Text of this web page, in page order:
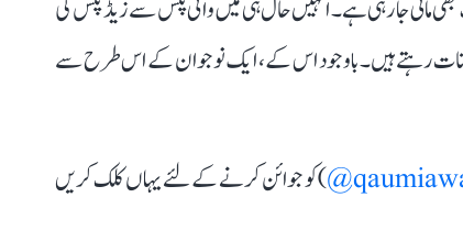
بھی مانی جا رہی ہے۔ انہیں حال ہی میں وائی پلس سے زیڈ پلس کی
اس میں 22 سیکوریٹی اہلکار اور 6 کمانڈو تعینات رہتے ہیں۔ باوجود اس کے، ایک نوجوان کے اس طرح سے
) کو جوائن کرنے کے لئے یہاں کلک کریں